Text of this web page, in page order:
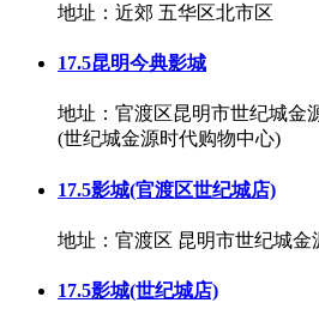
地址：近郊 五华区北市区
17.5昆明今典影城
地址：官渡区昆明市世纪城金
(世纪城金源时代购物中心)
17.5影城(官渡区世纪城店)
地址：官渡区 昆明市世纪城
17.5影城(世纪城店)